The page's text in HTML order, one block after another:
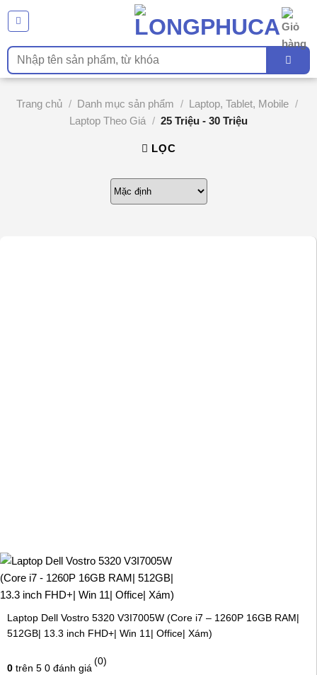
dung
Tìm
kiếm:
Trang chủ / Danh mục sản phẩm / Laptop, Tablet, Mobile /
Laptop Theo Giá / 25 Triệu - 30 Triệu
LỌC
Laptop Dell Vostro 5320 V3I7005W (Core i7 – 1260P 16GB RAM|
512GB| 13.3 inch FHD+| Win 11| Office| Xám)
0 trên 5 0 đánh giá
(0)